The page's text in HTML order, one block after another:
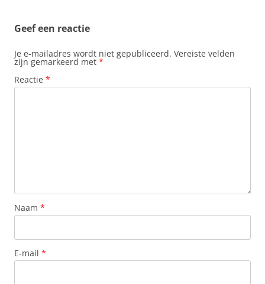
Geef een reactie
Je e-mailadres wordt niet gepubliceerd. Vereiste velden
zijn gemarkeerd met *
Reactie *
Naam *
E-mail *